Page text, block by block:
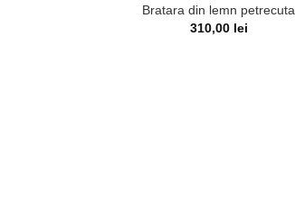
Bratara din lemn petrecuta
310,00 lei